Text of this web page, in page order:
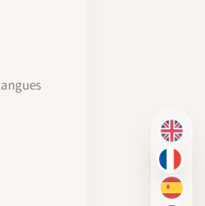
EN
FR
ES